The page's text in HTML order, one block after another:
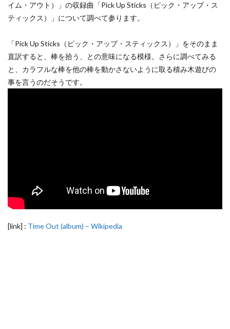
イム・アウト）」の収録曲「Pick Up Sticks（ピック・アップ・ス
ティックス）」について調べて参ります。
「Pick Up Sticks（ピック・アップ・スティックス）」をそのまま
直訳すると、棒を拾う、との意味になる模様。さらに調べてみる
と、カラフルな棒を他の棒を動かさないように取る積み木遊びの
事を言うのだそうです。
[link] : Time Out (album) – Wikipedia